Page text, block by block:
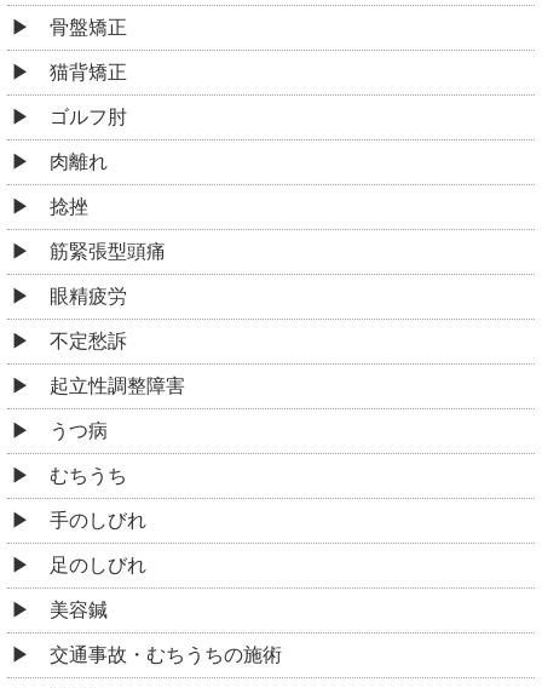
骨盤矯正
猫背矯正
ゴルフ肘
肉離れ
捻挫
筋緊張型頭痛
眼精疲労
不定愁訴
起立性調整障害
うつ病
むちうち
手のしびれ
足のしびれ
美容鍼
交通事故・むちうちの施術